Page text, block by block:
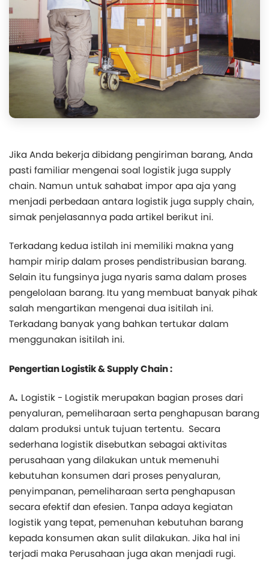
Jika Anda bekerja dibidang pengiriman barang, Anda
pasti familiar mengenai soal logistik juga supply
chain. Namun untuk sahabat impor apa aja yang
menjadi perbedaan antara logistik juga supply chain,
simak penjelasannya pada artikel berikut ini.
Terkadang kedua istilah ini memiliki makna yang
hampir mirip dalam proses pendistribusian barang.
Selain itu fungsinya juga nyaris sama dalam proses
pengelolaan barang. Itu yang membuat banyak pihak
salah mengartikan mengenai dua isitilah ini.
Terkadang banyak yang bahkan tertukar dalam
menggunakan isitilah ini.
Pengertian Logistik & Supply Chain :
A. Logistik - Logistik merupakan bagian proses dari
penyaluran, pemeliharaan serta penghapusan barang
dalam produksi untuk tujuan tertentu. Secara
sederhana logistik disebutkan sebagai aktivitas
perusahaan yang dilakukan untuk memenuhi
kebutuhan konsumen dari proses penyaluran,
penyimpanan, pemeliharaan serta penghapusan
secara efektif dan efesien. Tanpa adaya kegiatan
logistik yang tepat, pemenuhan kebutuhan barang
kepada konsumen akan sulit dilakukan. Jika hal ini
terjadi maka Perusahaan juga akan menjadi rugi.